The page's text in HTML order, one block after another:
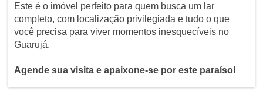
Este é o imóvel perfeito para quem busca um lar
completo, com localização privilegiada e tudo o que
você precisa para viver momentos inesquecíveis no
Guarujá.
Agende sua visita e apaixone-se por este paraíso!